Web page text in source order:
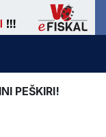
PEŠKIRI!